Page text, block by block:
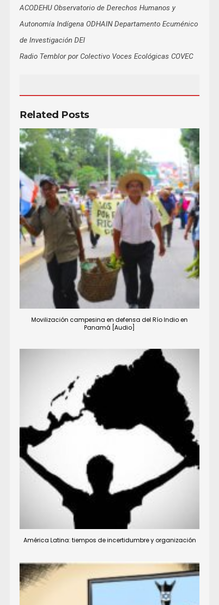
ACODEHU Observatorio de Derechos Humanos y
Autonomía Indígena ODHAIN Departamento Ecuménico
de Investigación DEI
Radio Temblor por Colectivo Voces Ecológicas COVEC
Related Posts
Movilización campesina en defensa del Río Indio en
Panamá [Audio]
América Latina: tiempos de incertidumbre y organización